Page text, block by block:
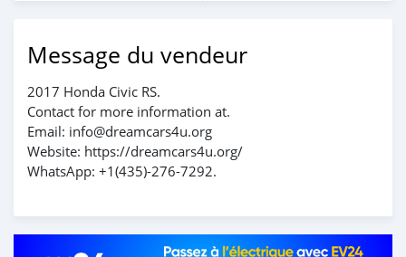
Message du vendeur
2017 Honda Civic RS.
Contact for more information at.
Email: info@dreamcars4u.org
Website: https://dreamcars4u.org/
WhatsApp: +1(435)-276-7292.